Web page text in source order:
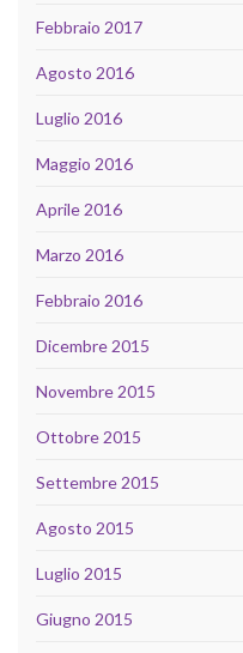
Febbraio 2017
Agosto 2016
Luglio 2016
Maggio 2016
Aprile 2016
Marzo 2016
Febbraio 2016
Dicembre 2015
Novembre 2015
Ottobre 2015
Settembre 2015
Agosto 2015
Luglio 2015
Giugno 2015